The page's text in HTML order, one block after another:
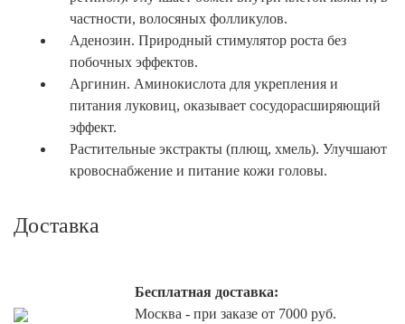
частности, волосяных фолликулов.
Аденозин. Природный стимулятор роста без
побочных эффектов.
Аргинин. Аминокислота для укрепления и
питания луковиц, оказывает сосудорасширяющий
эффект.
Растительные экстракты (плющ, хмель). Улучшают
кровоснабжение и питание кожи головы.
Доставка
Бесплатная доставка:
Москва - при заказе от 7000 руб.